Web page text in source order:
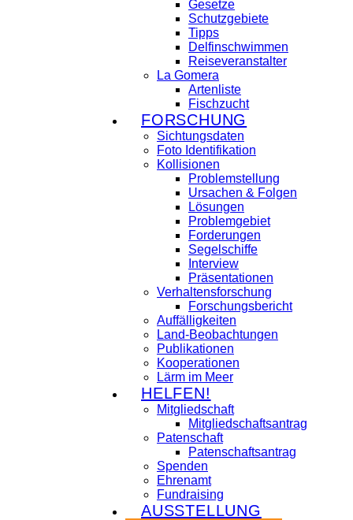
Gesetze
Schutzgebiete
Tipps
Delfinschwimmen
Reiseveranstalter
La Gomera
Artenliste
Fischzucht
FORSCHUNG
Sichtungsdaten
Foto Identifikation
Kollisionen
Problemstellung
Ursachen & Folgen
Lösungen
Problemgebiet
Forderungen
Segelschiffe
Interview
Präsentationen
Verhaltensforschung
Forschungsbericht
Auffälligkeiten
Land-Beobachtungen
Publikationen
Kooperationen
Lärm im Meer
HELFEN!
Mitgliedschaft
Mitgliedschaftsantrag
Patenschaft
Patenschaftsantrag
Spenden
Ehrenamt
Fundraising
AUSSTELLUNG